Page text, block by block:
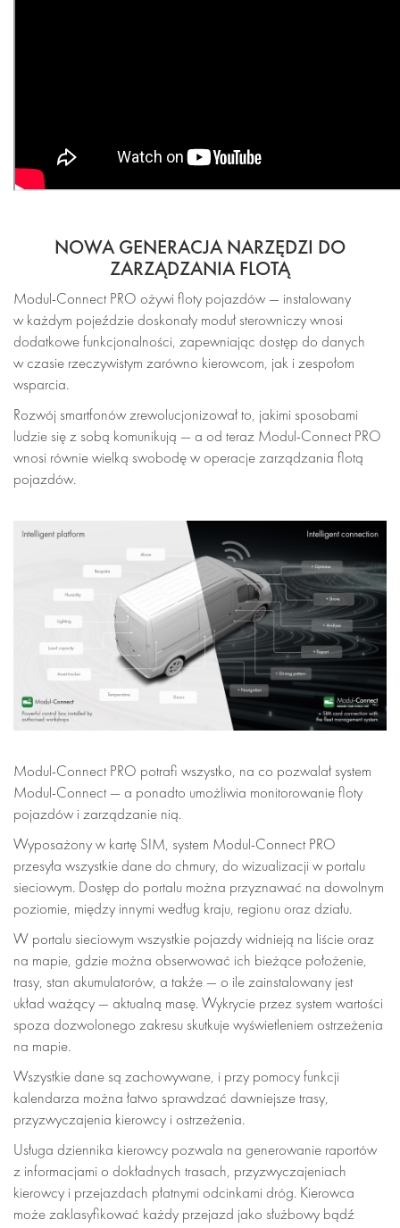
NOWA GENERACJA NARZĘDZI DO
ZARZĄDZANIA FLOTĄ
Modul-Connect PRO ożywi floty pojazdów — instalowany
w każdym pojeździe doskonały moduł sterowniczy wnosi
dodatkowe funkcjonalności, zapewniając dostęp do danych
w czasie rzeczywistym zarówno kierowcom, jak i zespołom
wsparcia.
Rozwój smartfonów zrewolucjonizował to, jakimi sposobami
ludzie się z sobą komunikują — a od teraz Modul-Connect PRO
wnosi równie wielką swobodę w operacje zarządzania flotą
pojazdów.
Modul-Connect PRO potrafi wszystko, na co pozwalał system
Modul-Connect — a ponadto umożliwia monitorowanie floty
pojazdów i zarządzanie nią.
Wyposażony w kartę SIM, system Modul-Connect PRO
przesyła wszystkie dane do chmury, do wizualizacji w portalu
sieciowym. Dostęp do portalu można przyznawać na dowolnym
poziomie, między innymi według kraju, regionu oraz działu.
W portalu sieciowym wszystkie pojazdy widnieją na liście oraz
na mapie, gdzie można obserwować ich bieżące położenie,
trasy, stan akumulatorów, a także — o ile zainstalowany jest
układ ważący — aktualną masę. Wykrycie przez system wartości
spoza dozwolonego zakresu skutkuje wyświetleniem ostrzeżenia
na mapie.
Wszystkie dane są zachowywane, i przy pomocy funkcji
kalendarza można łatwo sprawdzać dawniejsze trasy,
przyzwyczajenia kierowcy i ostrzeżenia.
Usługa dziennika kierowcy pozwala na generowanie raportów
z informacjami o dokładnych trasach, przyzwyczajeniach
kierowcy i przejazdach płatnymi odcinkami dróg. Kierowca
może zaklasyfikować każdy przejazd jako służbowy bądź